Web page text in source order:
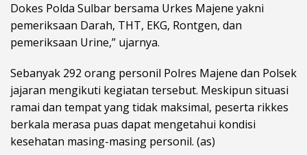
Dokes Polda Sulbar bersama Urkes Majene yakni
pemeriksaan Darah, THT, EKG, Rontgen, dan
pemeriksaan Urine,” ujarnya.
Sebanyak 292 orang personil Polres Majene dan Polsek
jajaran mengikuti kegiatan tersebut. Meskipun situasi
ramai dan tempat yang tidak maksimal, peserta rikkes
berkala merasa puas dapat mengetahui kondisi
kesehatan masing-masing personil. (as)